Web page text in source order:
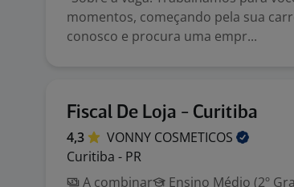
momentos, começando pela sua
conosco e procura uma empr...
Fiscal De Loja - Curitiba
4,3 VONNY COSMETICOS
Curitiba - PR
A combinar
Ensino Médio (2º